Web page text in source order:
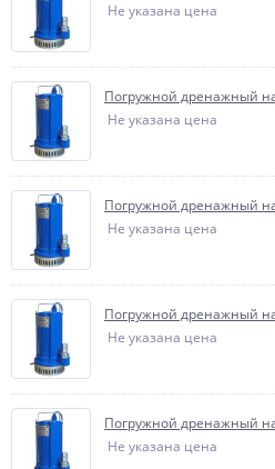
Не указана цена
Погружной дренажный
Не указана цена
Погружной дренажный
Не указана цена
Погружной дренажный
Не указана цена
Погружной дренажный
Не указана цена